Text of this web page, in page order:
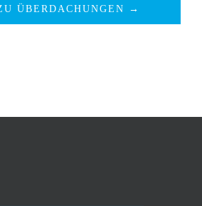
ÜBERDACHUNGEN →